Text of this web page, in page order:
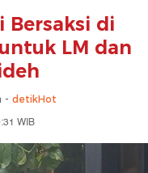
Bersaksi di
LM dan
- detikHot
WIB